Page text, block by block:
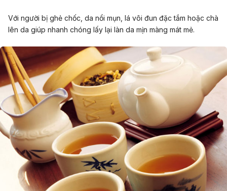
Với người bị ghẻ chốc, da nổi mụn, lá vôi đun đặc tắm hoặc chà
lên da giúp nhanh chóng lấy lại làn da mịn màng mát mẻ.